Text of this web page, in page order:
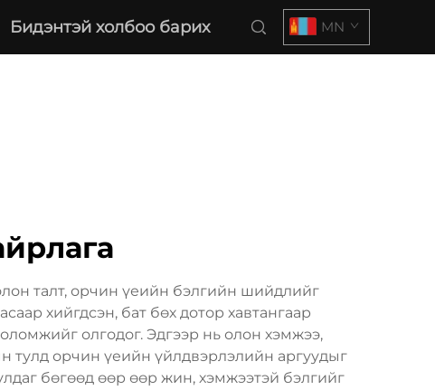
Бидэнтэй холбоо барих MN
талт, орчин үеийн бэлгийн шийдлийг
хийгдсэн, бат бөх дотор хавтангаар
олгодог. Эдгээр нь олон хэмжээ,
тулд орчин үеийн үйлдвэрлэлийн аргуудыг
бөгөөд өөр өөр жин, хэмжээтэй бэлгийг